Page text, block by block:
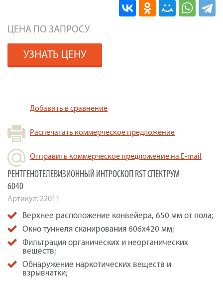
ЦЕНА ПО ЗАПРОСУ
УЗНАТЬ ЦЕНУ
Добавить в сравнение
Распечатать коммерческое предложение
Отправить коммерческое предложение на E-mail
РЕНТГЕНОТЕЛЕВИЗИОННЫЙ ИНТРОСКОП RST СПЕКТРУМ
6040
Артикул:22011
Верхнее расположение конвейера, 650 мм от пола;
Окно туннеля сканирования 606х420 мм;
Фильтрация органических и неорганических
веществ;
Обнаружение наркотических веществ и
взрывчатки;